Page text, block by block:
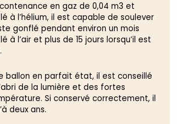
en gaz de 0,04 m3 et
à l’hélium, il est capable de soulever
gonflé pendant environ un mois
à l’air et plus de 15 jours lorsqu’il est
ballon en parfait état, il est conseillé
de la lumière et des fortes
Si conservé correctement, il
deux ans.